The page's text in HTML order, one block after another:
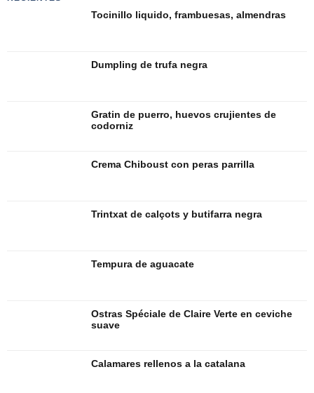
Tocinillo liquido, frambuesas, almendras
Dumpling de trufa negra
Gratin de puerro, huevos crujientes de
codorniz
Crema Chiboust con peras parrilla
Trintxat de calçots y butifarra negra
Tempura de aguacate
Ostras Spéciale de Claire Verte en ceviche
suave
Calamares rellenos a la catalana